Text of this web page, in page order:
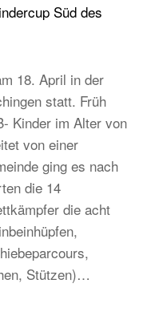
Laufabzeichen
Süd des
18. April in der
statt. Früh
Kinder im Alter von
von einer
ging es nach
die 14
die acht
Stützen)…